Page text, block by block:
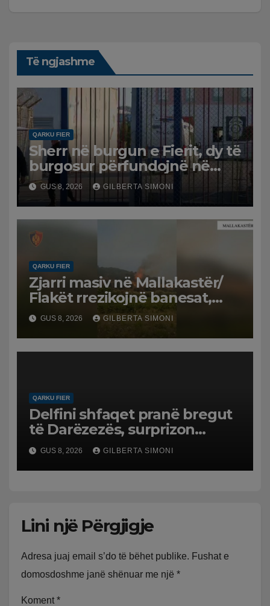
Të ngjashme
QARKU FIER
Sherr në burgun e Fierit, dy të
burgosur përfundojnë në
spital
GUS 8, 2026 GILBERTA SIMONI
QARKU FIER
Zjarri masiv në Mallakastër/
Flakët rrezikojnë banesat,
Policia evakuon disa familje
në Koilac
GUS 8, 2026 GILBERTA SIMONI
QARKU FIER
Delfini shfaqet pranë bregut
të Darëzezës, surprizon
pushuesit dhe banorët
GUS 8, 2026 GILBERTA SIMONI
Lini një Përgjigje
Adresa juaj email s’do të bëhet publike. Fushat e
domosdoshme janë shënuar me një *
Koment *